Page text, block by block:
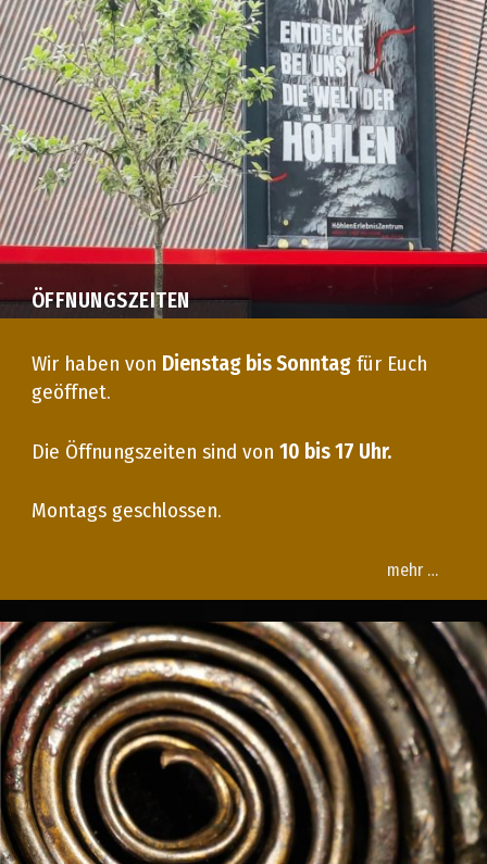
ÖFFNUNGSZEITEN
Wir haben von Dienstag bis Sonntagfür Euch
geöffnet.
Die Öffnungszeiten sind von 10 bis 17 Uhr.
Montags geschlossen.
mehr …